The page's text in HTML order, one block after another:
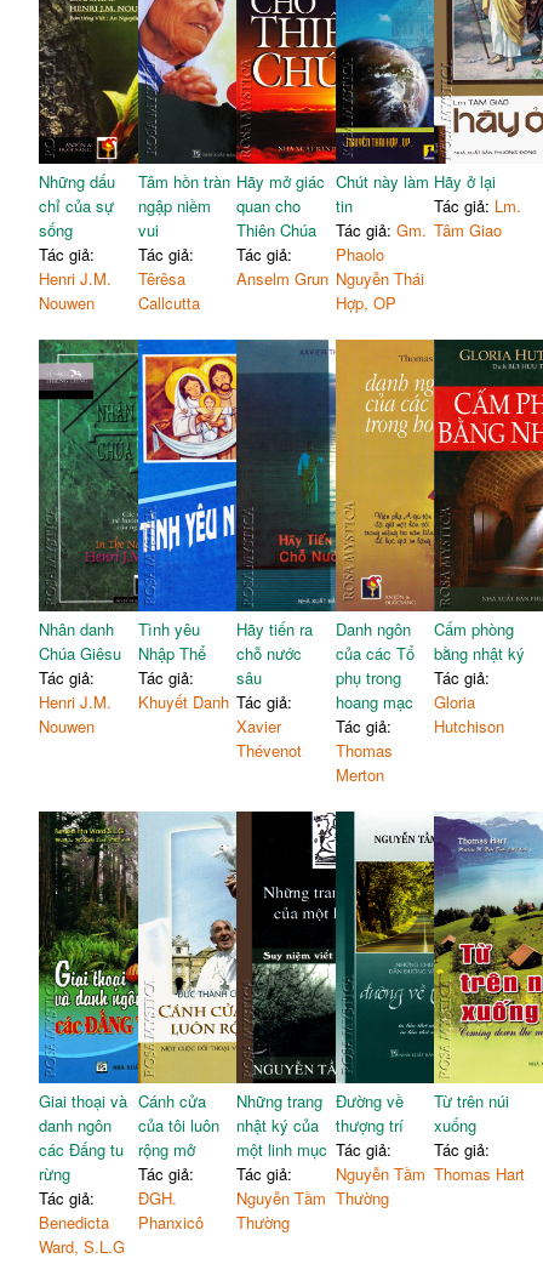
Những dấu
chỉ của sự
sống
Tác giả:
Henri J.M.
Nouwen
Tâm hồn tràn
ngập niềm
vui
Tác giả:
Têrêsa
Callcutta
Hãy mở giác
quan cho
Thiên Chúa
Tác giả:
Anselm Grun
Chút này làm
tin
Tác giả: Gm.
Phaolo
Nguyễn Thái
Hợp, OP
Hãy ở lại
Tác giả: Lm.
Tâm Giao
Nhân danh
Chúa Giêsu
Tác giả:
Henri J.M.
Nouwen
Tình yêu
Nhập Thể
Tác giả:
Khuyết Danh
Hãy tiến ra
chỗ nước
sâu
Tác giả:
Xavier
Thévenot
Danh ngôn
của các Tổ
phụ trong
hoang mạc
Tác giả:
Thomas
Merton
Cấm phòng
bằng nhật ký
Tác giả:
Gloria
Hutchison
Giai thoại và
danh ngôn
các Đấng tu
rừng
Tác giả:
Benedicta
Ward, S.L.G
Cánh cửa
của tôi luôn
rộng mở
Tác giả:
ĐGH.
Phanxicô
Những trang
nhật ký của
một linh mục
Tác giả:
Nguyễn Tầm
Thường
Đường về
thượng trí
Tác giả:
Nguyễn Tầm
Thường
Từ trên núi
xuống
Tác giả:
Thomas Hart